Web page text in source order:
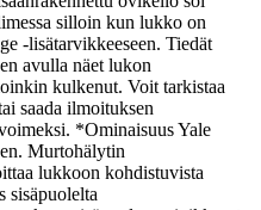
silloin kun lukko on
-lisätarvikkeeseen. Tiedät
avulla näet lukon
kulkenut. Voit tarkistaa
saada ilmoituksen
*Ominaisuus Yale
Murtohälytin
lukkoon kohdistuvista
sisäpuolelta